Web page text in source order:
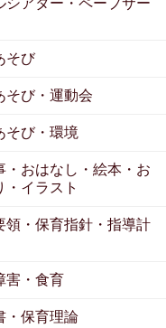
シアター・ペープサー
そび
そび・運動会
そび・環境
・おはなし・絵本・お
・イラスト
領・保育指針・指導計
害・食育
・保育理論